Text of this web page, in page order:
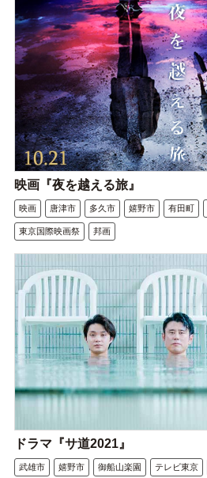
映画『夜を越える旅』
映画 唐津市 多久市 嬉野市 有田町
東京国際映画祭 邦画
ドラマ『サ道2021』
武雄市 嬉野市 御船山楽園 テレビ東京